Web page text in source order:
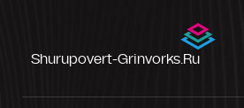
Shurupovert-Grinvorks.ru